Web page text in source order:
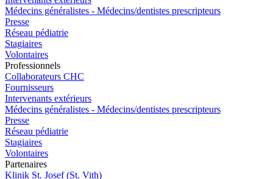
Médecins généralistes - Médecins/dentistes prescripteurs
Presse
Réseau pédiatrie
Stagiaires
Volontaires
Professionnels
Collaborateurs CHC
Fournisseurs
Intervenants extérieurs
Médecins généralistes - Médecins/dentistes prescripteurs
Presse
Réseau pédiatrie
Stagiaires
Volontaires
Partenaires
Klinik St. Josef (St. Vith)